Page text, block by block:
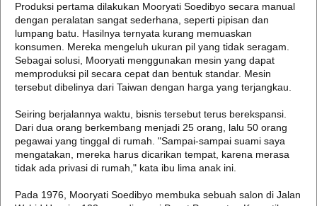
Produksi pertama dilakukan Mooryati Soedibyo secara manual
dengan peralatan sangat sederhana, seperti pipisan dan
lumpang batu. Hasilnya ternyata kurang memuaskan
konsumen. Mereka mengeluh ukuran pil yang tidak seragam.
Sebagai solusi, Mooryati menggunakan mesin yang dapat
memproduksi pil secara cepat dan bentuk standar. Mesin
tersebut dibelinya dari Taiwan dengan harga yang terjangkau.
Seiring berjalannya waktu, bisnis tersebut terus berekspansi.
Dari dua orang berkembang menjadi 25 orang, lalu 50 orang
pegawai yang tinggal di rumah. "Sampai-sampai suami saya
mengatakan, mereka harus dicarikan tempat, karena merasa
tidak ada privasi di rumah," kata ibu lima anak ini.
Pada 1976, Mooryati Soedibyo membuka sebuah salon di Jalan